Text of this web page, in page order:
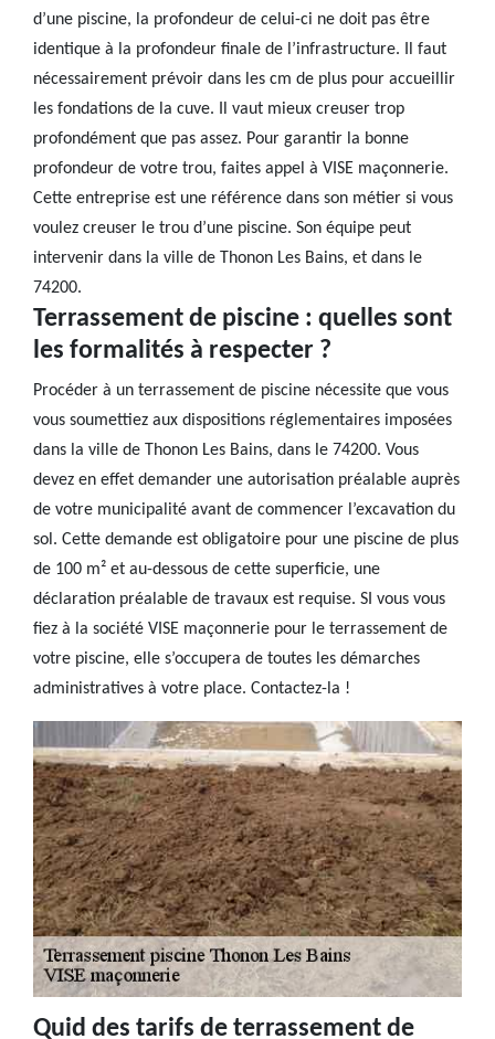
d’une piscine, la profondeur de celui-ci ne doit pas être
identique à la profondeur finale de l’infrastructure. Il faut
nécessairement prévoir dans les cm de plus pour accueillir
les fondations de la cuve. Il vaut mieux creuser trop
profondément que pas assez. Pour garantir la bonne
profondeur de votre trou, faites appel à VISE maçonnerie.
Cette entreprise est une référence dans son métier si vous
voulez creuser le trou d’une piscine. Son équipe peut
intervenir dans la ville de Thonon Les Bains, et dans le
74200.
Terrassement de piscine : quelles sont
les formalités à respecter ?
Procéder à un terrassement de piscine nécessite que vous
vous soumettiez aux dispositions réglementaires imposées
dans la ville de Thonon Les Bains, dans le 74200. Vous
devez en effet demander une autorisation préalable auprès
de votre municipalité avant de commencer l’excavation du
sol. Cette demande est obligatoire pour une piscine de plus
de 100 m² et au-dessous de cette superficie, une
déclaration préalable de travaux est requise. SI vous vous
fiez à la société VISE maçonnerie pour le terrassement de
votre piscine, elle s’occupera de toutes les démarches
administratives à votre place. Contactez-la !
Quid des tarifs de terrassement de